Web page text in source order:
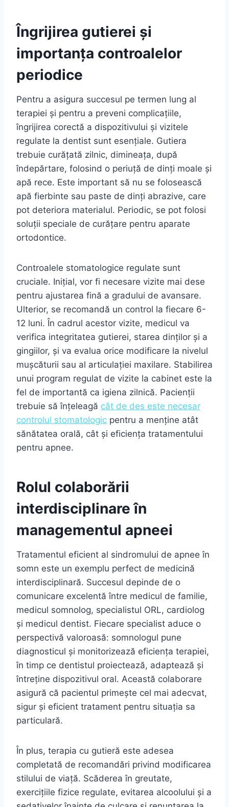
Îngrijirea gutierei și
importanța controalelor
periodice
Pentru a asigura succesul pe termen lung al
terapiei și pentru a preveni complicațiile,
îngrijirea corectă a dispozitivului și vizitele
regulate la dentist sunt esențiale. Gutiera
trebuie curățată zilnic, dimineața, după
îndepărtare, folosind o periuță de dinți moale și
apă rece. Este important să nu se folosească
apă fierbinte sau paste de dinți abrazive, care
pot deteriora materialul. Periodic, se pot folosi
soluții speciale de curățare pentru aparate
ortodontice.
Controalele stomatologice regulate sunt
cruciale. Inițial, vor fi necesare vizite mai dese
pentru ajustarea fină a gradului de avansare.
Ulterior, se recomandă un control la fiecare 6-
12 luni. În cadrul acestor vizite, medicul va
verifica integritatea gutierei, starea dinților și a
gingiilor, și va evalua orice modificare la nivelul
mușcăturii sau al articulației maxilare. Stabilirea
unui program regulat de vizite la cabinet este la
fel de importantă ca igiena zilnică. Pacienții
trebuie să înțeleagă cât de des este necesar
controlul stomatologic pentru a menține atât
sănătatea orală, cât și eficiența tratamentului
pentru apnee.
Rolul colaborării
interdisciplinare în
managementul apneei
Tratamentul eficient al sindromului de apnee în
somn este un exemplu perfect de medicină
interdisciplinară. Succesul depinde de o
comunicare excelentă între medicul de familie,
medicul somnolog, specialistul ORL, cardiolog
și medicul dentist. Fiecare specialist aduce o
perspectivă valoroasă: somnologul pune
diagnosticul și monitorizează eficiența terapiei,
în timp ce dentistul proiectează, adaptează și
întreține dispozitivul oral. Această colaborare
asigură că pacientul primește cel mai adecvat,
sigur și eficient tratament pentru situația sa
particulară.
În plus, terapia cu gutieră este adesea
completată de recomandări privind modificarea
stilului de viață. Scăderea în greutate,
exercițiile fizice regulate, evitarea alcoolului și a